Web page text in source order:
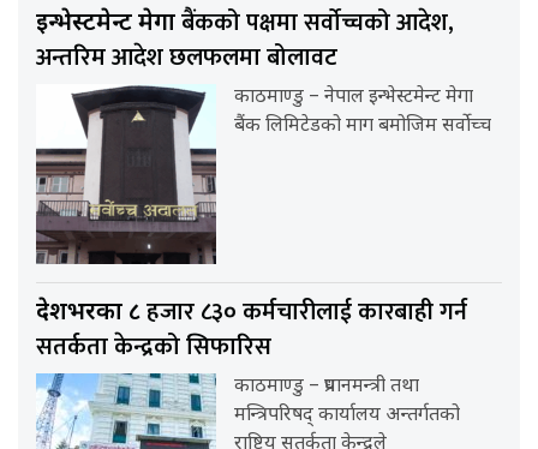
इन्भेस्टमेन्ट मेगाबैंकको पक्षमा सर्वाेच्चको आदेश,
अन्तरिम आदेश छलफलमा बोलावट
काठमाण्डु – नेपाल इन्भेस्टमेन्ट मेगा
बैंक लिमिटेडको माग बमोजिम सर्वोच्च
देशभरका ८हजार ८३० कर्मचारीलाई कारबाही गर्न
सतर्कता केन्द्रको सिफारिस
काठमाण्डु – प्रधानमन्त्री तथा
मन्त्रिपरिषद् कार्यालय अन्तर्गतको